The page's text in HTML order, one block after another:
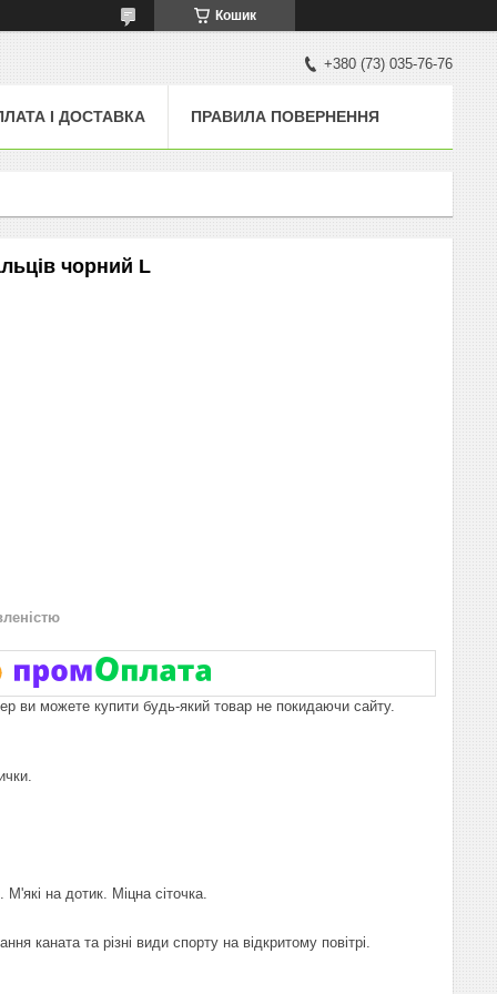
Кошик
+380 (73) 035-76-76
І ДОСТАВКА ПРАВИЛА ПОВЕРНЕННЯ
чорний L
ви можете купити будь-який товар не покидаючи сайту.
на дотик. Міцна сіточка.
каната та різні види спорту на відкритому повітрі.